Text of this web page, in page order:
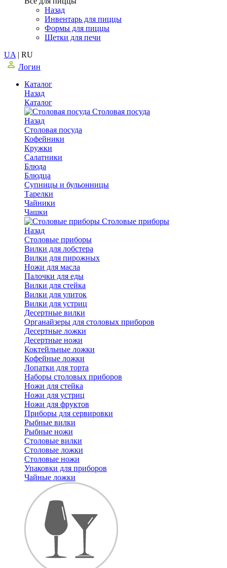
Назад
Инвентарь для пиццы
Формы для пиццы
Щетки для печи
UA | RU
Логин
Каталог
Назад
Каталог
Столовая посуда
Назад
Столовая посуда
Кофейники
Кружки
Салатники
Блюда
Блюдца
Супницы и бульонницы
Тарелки
Чайники
Чашки
Cтоловые приборы
Назад
Cтоловые приборы
Вилки для лобстера
Вилки для пирожных
Ножи для масла
Палочки для еды
Вилки для стейка
Вилки для улиток
Вилки для устриц
Десертные вилки
Органайзеры для столовых приборов
Десертные ложки
Десертные ножи
Коктейльные ложки
Кофейные ложки
Лопатки для торта
Наборы столовых приборов
Ножи для стейка
Ножи для устриц
Ножи для фруктов
Приборы для сервировки
Рыбные вилки
Рыбные ножи
Столовые вилки
Столовые ложки
Столовые ножи
Упаковки для приборов
Чайные ложки